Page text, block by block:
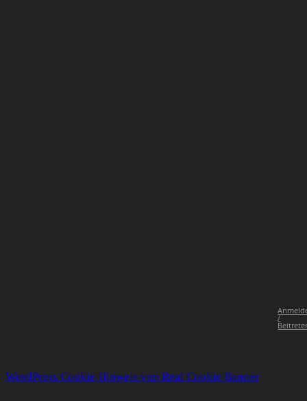
/
WordPress Cookie Hinweis von Real Cookie Banner